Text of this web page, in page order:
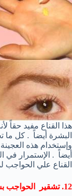
هذا القناع مفيد حقاً
البشرة أيضاً . كل ما
وإستخدام هذه
القناع علي الحواجب لمدة 10 دقائق قبل
12. تشقير الحواجب بشاي البانونج :